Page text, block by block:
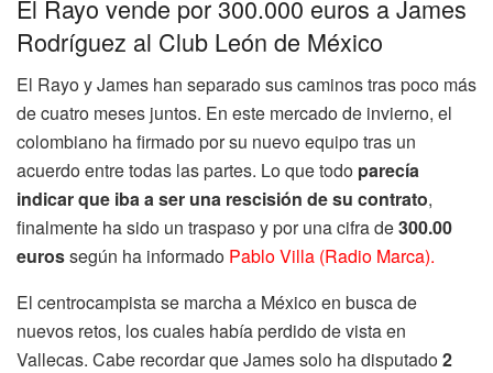
El Rayo vende por 300.000 euros a James
Rodríguez al Club León de México
El Rayo y James han separado sus caminos tras poco más
de cuatro meses juntos. En este mercado de invierno, el
colombiano ha firmado por su nuevo equipo tras un
acuerdo entre todas las partes. Lo que todo parecía
indicar que iba a ser una rescisión de su contrato,
finalmente ha sido un traspaso y por una cifra de300.00
eurossegún ha informado Pablo Villa (Radio Marca).
El centrocampista se marcha a México en busca de
nuevos retos, los cuales había perdido de vista en
Vallecas. Cabe recordar que James solo ha disputado2